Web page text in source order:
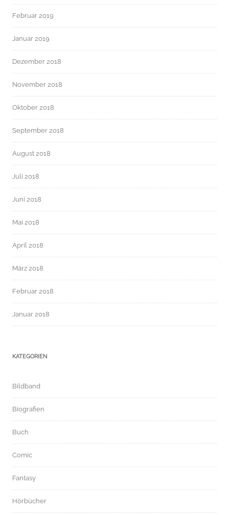
Februar 2019
Januar 2019
Dezember 2018
November 2018
Oktober 2018
September 2018
August 2018
Juli 2018
Juni 2018
Mai 2018
April 2018
März 2018
Februar 2018
Januar 2018
KATEGORIEN
Bildband
Biografien
Buch
Comic
Fantasy
Hörbücher